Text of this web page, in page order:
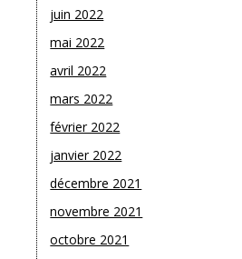
juin 2022
mai 2022
avril 2022
mars 2022
février 2022
janvier 2022
décembre 2021
novembre 2021
octobre 2021